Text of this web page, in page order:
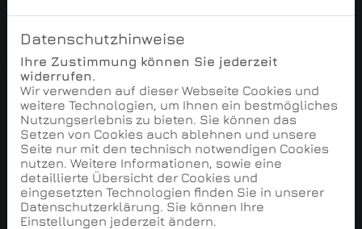
Eigenverantwortliches Arbeiten
Datenschutzhinweise
Ihre Zustimmung können Sie jederzeit
widerrufen.
Wir verwenden auf dieser Webseite Cookies und
weitere Technologien, um Ihnen ein bestmögliches
Nutzungserlebnis zu bieten. Sie können das
Setzen von Cookies auch ablehnen und unsere
Seite nur mit den technisch notwendigen Cookies
nutzen. Weitere Informationen, sowie eine
detaillierte Übersicht der Cookies und
eingesetzten Technologien finden Sie in unserer
Datenschutzerklärung. Sie können Ihre
Einstellungen jederzeit ändern.